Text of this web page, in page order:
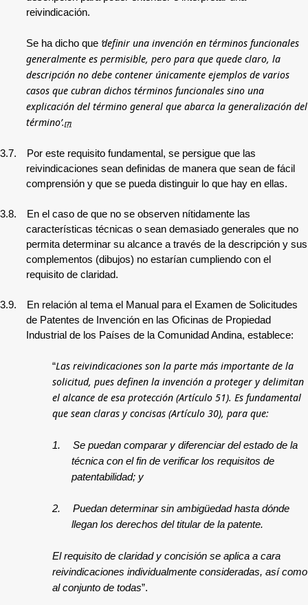
reivindicación.
Se ha dicho que‘definir una invención en términos funcionales
generalmente es permisible, pero para que quede claro, la
descripción no debe contener únicamente ejemplos de varios
casos que cubran dichos términos funcionales sino una
explicación del término general que abarca la generalización del
término’. [7]
3.7.
Por este requisito fundamental, se persigue que las
reivindicaciones sean definidas de manera que sean de fácil
comprensión y que se pueda distinguir lo que hay en ellas.
3.8.
En el caso de que no se observen nítidamente las
características técnicas o sean demasiado generales que no
permita determinar su alcance a través de la descripción y sus
complementos (dibujos) no estarían cumpliendo con el
requisito de claridad.
3.9.
En relación al tema el Manual para el Examen de Solicitudes
de Patentes de Invención en las Oficinas de Propiedad
Industrial de los Países de la Comunidad Andina, establece:
“Las reivindicaciones son la parte más importante de la
solicitud, pues definen la invención a proteger y delimitan
el alcance de esa protección (Artículo 51). Es fundamental
que sean claras y concisas (Artículo 30), para que:
1.
Se puedan comparar y diferenciar del estado de la
técnica con el fin de verificar los requisitos de
patentabilidad; y
2.
Puedan determinar sin ambigüedad hasta dónde
llegan los derechos del titular de la patente.
El requisito de claridad y concisión se aplica a cara
reivindicaciones individualmente consideradas, así como
al conjunto de todas”.